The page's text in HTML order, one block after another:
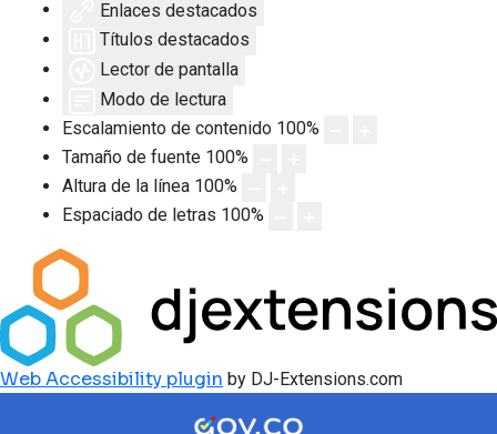
Enlaces destacados
Títulos destacados
Lector de pantalla
Modo de lectura
Escalamiento de contenido 100%
Tamaño de fuente 100%
Altura de la línea 100%
Espaciado de letras 100%
Web Accessibility plugin by DJ-Extensions.com